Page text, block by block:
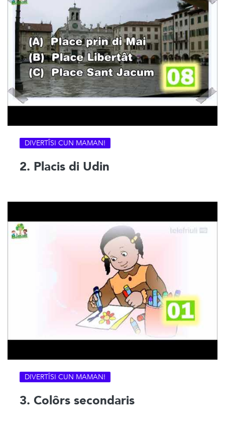
DIVERTÎSI CUN MAMAN!
2. Placis di Udin
DIVERTÎSI CUN MAMAN!
3. Colôrs secondaris